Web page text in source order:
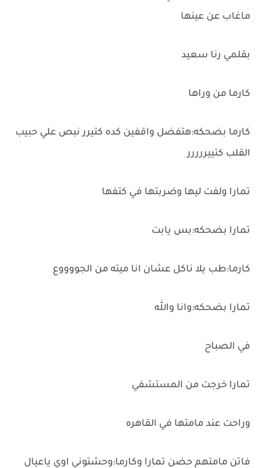
ماغاب عن عينها
بقلمي رنا سعيد
كارما من وراها
كارما بضحكه:هتفضل واقفين كده كتيرر نبص علي حبيب
القلب كتييررررر
تمارا ولفت ليها وضربتها في كتفها
تمارا بضحكه:بس يابت
كارما:طب يلا ناكل عشان انا ميته من الجووووع
تمارا بضحكه:وانا والله
في الصباح
تمارا خرجت من المستشفي
وراحت عند مامتها في القاهره
فاتن مامتهم حضن تمارا وكارما:وحشتوني اوي ياعيال